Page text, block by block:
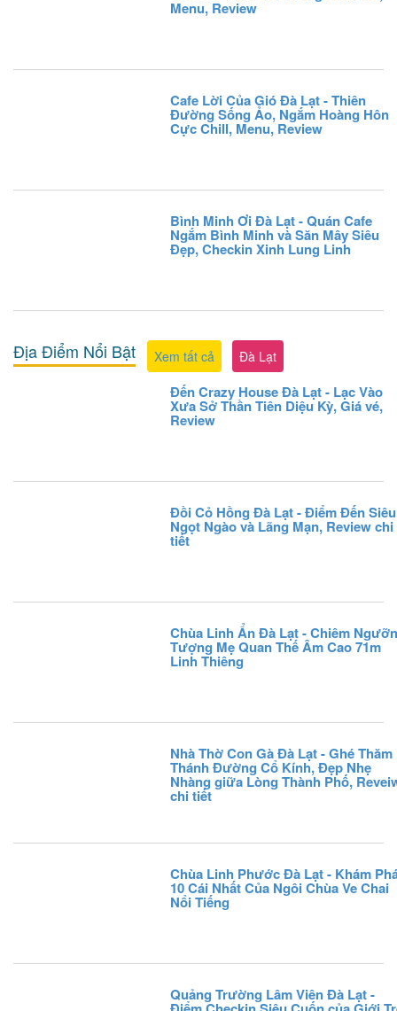
Menu, Review
Cafe Lời Của Gió Đà Lạt - Thiên
Đường Sống Ảo, Ngắm Hoàng Hôn
Cực Chill, Menu, Review
Bình Minh Ơi Đà Lạt - Quán Cafe
Ngắm Bình Minh và Săn Mây Siêu
Đẹp, Checkin Xinh Lung Linh
Địa Điểm Nổi Bật Xem tất cả Đà Lạt
Đến Crazy House Đà Lạt - Lạc Vào
Xưa Sở Thần Tiên Diệu Kỳ, Giá vé,
Review
Đồi Cỏ Hồng Đà Lạt - Điểm Đến Siêu
Ngọt Ngào và Lãng Mạn, Review chi
tiết
Chùa Linh Ẩn Đà Lạt - Chiêm
Tượng Mẹ Quan Thế Âm Cao 71m
Linh Thiêng
Nhà Thờ Con Gà Đà Lạt - Ghé Thăm
Thánh Đường Cổ Kính, Đẹp Nhẹ
Nhàng giữa Lòng Thành Phố,
chi tiết
Chùa Linh Phước Đà Lạt - Khám
10 Cái Nhất Của Ngôi Chùa Ve Chai
Nổi Tiếng
Quảng Trường Lâm Viên Đà Lạt -